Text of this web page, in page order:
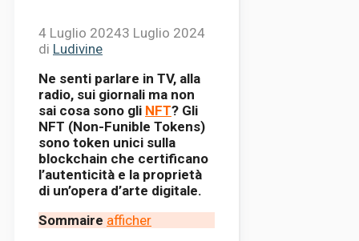
4 Luglio 20243 Luglio 2024
di Ludivine
Ne senti parlare in TV, alla
radio, sui giornali ma non
sai cosa sono gli NFT? Gli
NFT (Non-Funible Tokens)
sono token unici sulla
blockchain che certificano
l’autenticità e la proprietà
di un’opera d’arte digitale.
Sommaire afficher